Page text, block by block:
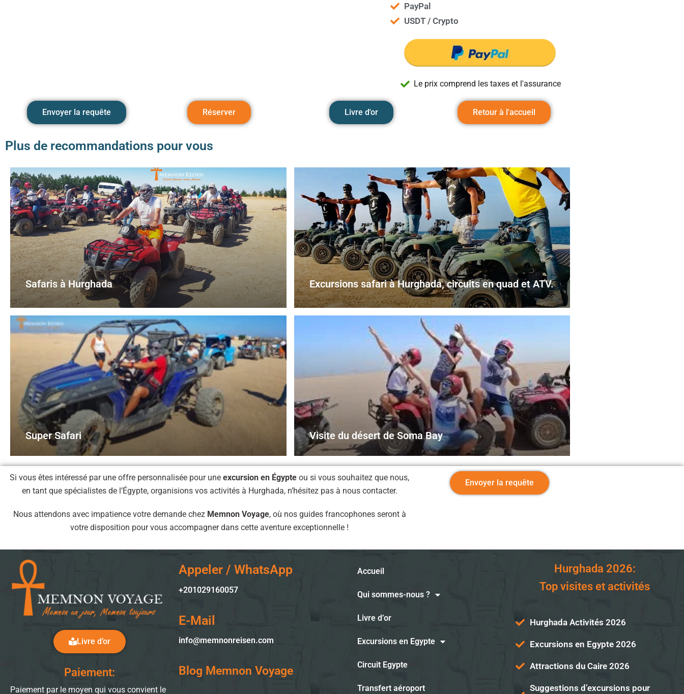
PayPal
USDT / Crypto
Le prix comprend les taxes et l'assurance
Envoyer la requête Réserver Livre d'or Retour à l'accueil
Plus de recommandations pour vous
Safaris à Hurghada Excursions safari à Hurghada, circuits en quad et ATV.
Super Safari Visite du désert de Soma Bay
Si vous êtes intéressé par une offre personnalisée pour uneexcursion en Égypte ou si vous souhaitez que nous,
en tant que spécialistes de l’Égypte, organisions vos activités à Hurghada, n’hésitez pas à nous contacter.
Nous attendons avec impatience votre demande chez Memnon Voyage, où nos guides francophones seront à
votre disposition pour vous accompagner dans cette aventure exceptionnelle !
Envoyer la requête
Livre d’or
Paiement:
Paiement par le moyen qui vous convient le
Appeler / WhatsApp
+201029160057
E-Mail
info@memnonreisen.com
Blog Memnon Voyage
Accueil
Qui sommes-nous ?
Livre d’or
Excursions en Egypte
Circuit Egypte
Transfert aéroport
Hurghada 2026:
Top visites et activités
Hurghada Activités 2026
Excursions en Egypte 2026
Attractions du Caire 2026
Suggestions d’excursions pour